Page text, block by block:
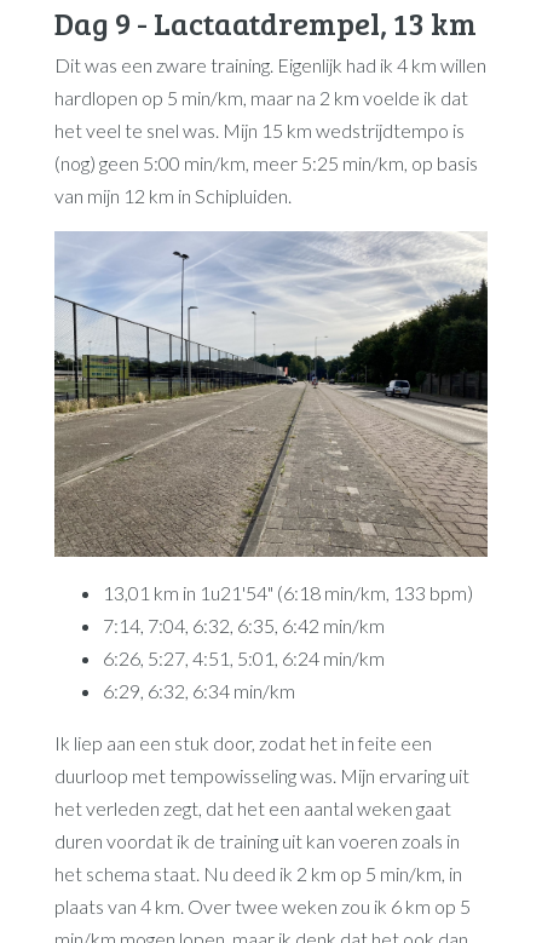
Dag 9 - Lactaatdrempel, 13 km
Dit was een zware training. Eigenlijk had ik 4 km willen
hardlopen op 5 min/km, maar na 2 km voelde ik dat
het veel te snel was. Mijn 15 km wedstrijdtempo is
(nog) geen 5:00 min/km, meer 5:25 min/km, op basis
van mijn 12 km in Schipluiden.
13,01 km in 1u21'54" (6:18 min/km, 133 bpm)
7:14, 7:04, 6:32, 6:35, 6:42 min/km
6:26, 5:27, 4:51, 5:01, 6:24 min/km
6:29, 6:32, 6:34 min/km
Ik liep aan een stuk door, zodat het in feite een
duurloop met tempowisseling was. Mijn ervaring uit
het verleden zegt, dat het een aantal weken gaat
duren voordat ik de training uit kan voeren zoals in
het schema staat. Nu deed ik 2 km op 5 min/km, in
plaats van 4 km. Over twee weken zou ik 6 km op 5